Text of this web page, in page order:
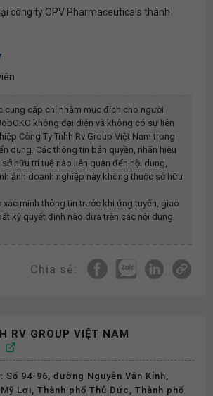
công ty OPV Pharmaceuticals thành
cung cấp chỉ nhằm mục đích cho người
không đại diện và không có sự liên
Công Ty Tnhh Rv Group Việt Nam trong
dụng. Các thông tin bản quyền, nhãn hiệu
hữu trí tuệ nào liên quan đến nội dung,
ảnh doanh nghiệp này không thuộc sở hữu
minh thông tin trước khi ứng tuyển, giao
kỳ quyết định nào dựa trên các nội dung
Chia sẻ:
RV GROUP VIỆT NAM
94-96, đường Nguyễn Văn Kỉnh,
Lợi, Thành phố Thủ Đức, Thành phố